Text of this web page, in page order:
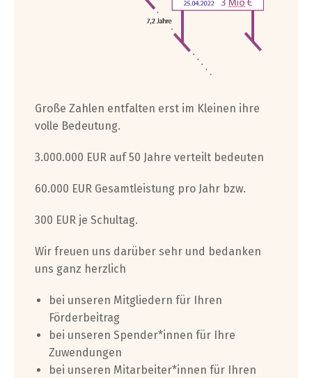
Große Zahlen entfalten erst im Kleinen ihre
volle Bedeutung.
3.000.000 EUR auf 50 Jahre verteilt bedeuten
60.000 EUR Gesamtleistung pro Jahr bzw.
300 EUR je Schultag.
Wir freuen uns darüber sehr und bedanken
uns ganz herzlich
bei unseren Mitgliedern für Ihren
Förderbeitrag
bei unseren Spender*innen für Ihre
Zuwendungen
bei unseren Mitarbeiter*innen für Ihren